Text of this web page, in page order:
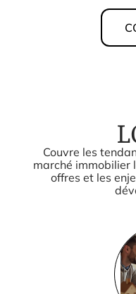
Couvre les
marché immobilier
offres et les